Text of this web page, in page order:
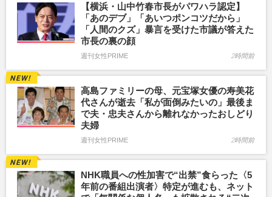
【横浜・山中竹春市長がパワハラ認定】
「あのデブ」「あいつポンコツだから」
「人間のクズ」暴言を受けた市議が答えた
市長の裏の顔
週刊女性PRIME 2時間前
高島ファミリーの母、元宝塚女優の寿美花
代さんが逝去「私が面倒みたいの」最後ま
で夫・忠夫さんから離れなかったおしどり
夫婦
週刊女性PRIME 2時間前
NHK職員への性加害で“出禁”食らった〈5
年前の番組出演者〉特定が進むも、ネット